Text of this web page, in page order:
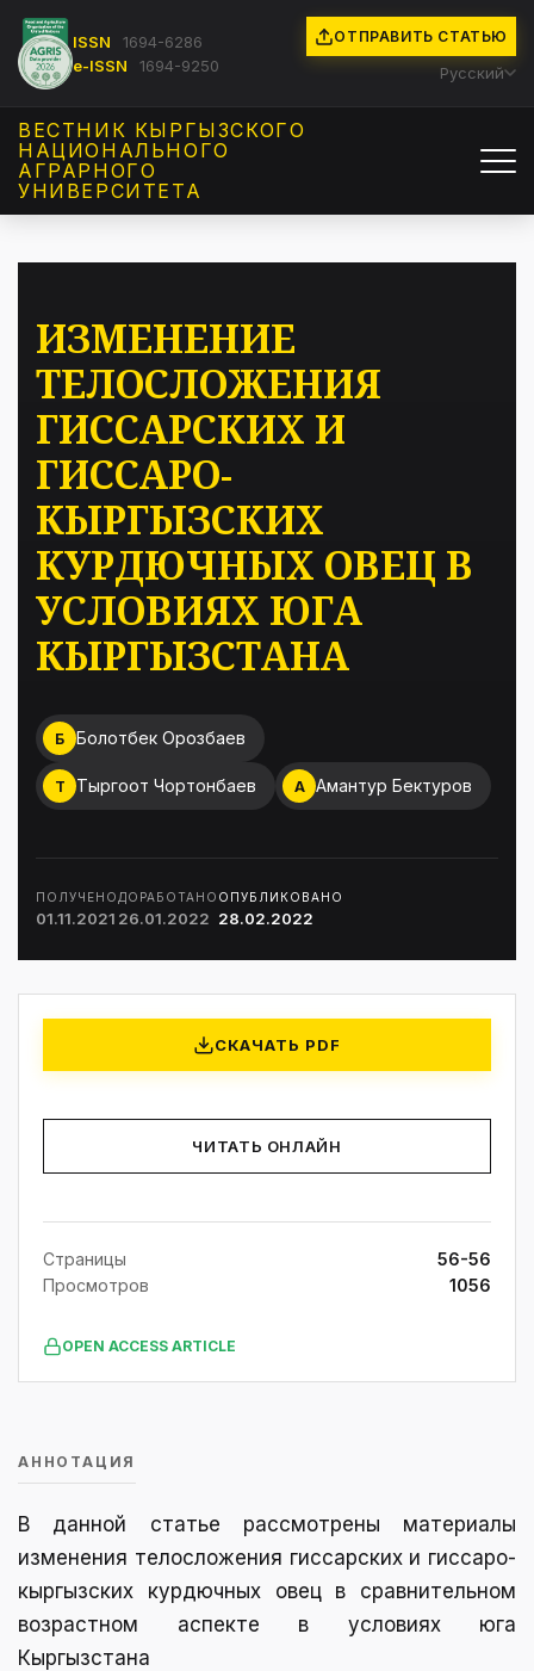
ISSN
1694-6286
e-ISSN
1694-9250
ОТПРАВИТЬ СТАТЬЮ
Русский
ВЕСТНИК КЫРГЫЗCКОГО
НАЦИОНАЛЬНОГО
АГРАРНОГО
УНИВЕРСИТЕТА
ИЗМЕНЕНИЕ
ТЕЛОСЛОЖЕНИЯ
ГИССАРСКИХ И
ГИССАРО-
КЫРГЫЗСКИХ
КУРДЮЧНЫХ ОВЕЦ В
УСЛОВИЯХ ЮГА
КЫРГЫЗСТАНА
Б Болотбек Орозбаев
Т Тыргоот Чортонбаев А Амантур Бектуров
ПОЛУЧЕНО
01.11.2021
ДОРАБОТАНО
26.01.2022
ОПУБЛИКОВАНО
28.02.2022
СКАЧАТЬ PDF
ЧИТАТЬ ОНЛАЙН
Страницы
56-56
Просмотров
1056
OPEN ACCESS ARTICLE
АННОТАЦИЯ
В данной статье рассмотрены материалы
изменения телосложения гиссарских и гиссаро-
кыргызских курдючных овец в сравнительном
возрастном аспекте в условиях юга
Кыргызстана